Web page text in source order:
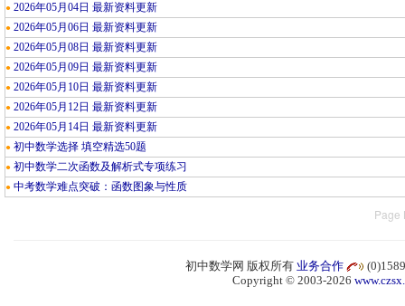
● 2026年05月04日 最新资料更新
● 2026年05月06日 最新资料更新
● 2026年05月08日 最新资料更新
● 2026年05月09日 最新资料更新
● 2026年05月10日 最新资料更新
● 2026年05月12日 最新资料更新
● 2026年05月14日 最新资料更新
● 初中数学选择 填空精选50题
● 初中数学二次函数及解析式专项练习
● 中考数学难点突破：函数图象与性质
Page
初中数学网 版权所有 业务合作
Copyright © 2003-2026